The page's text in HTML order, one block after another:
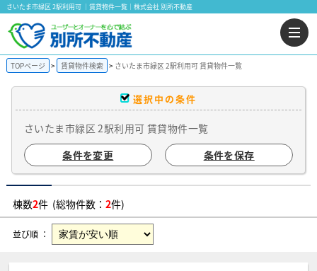
さいたま市緑区 2駅利用可 ｜賃貸物件一覧｜株式会社 別所不動産
TOPページ 賃貸物件検索 さいたま市緑区 2駅利用可 賃貸物件一覧
選択中の条件
さいたま市緑区 2駅利用可 賃貸物件一覧
条件を変更
条件を保存
棟数2件 (総物件数： 2件)
並び順 ：